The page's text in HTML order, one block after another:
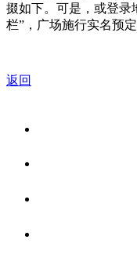
掇如下。可是，或登录
栏”，广场施行实名预定
返回